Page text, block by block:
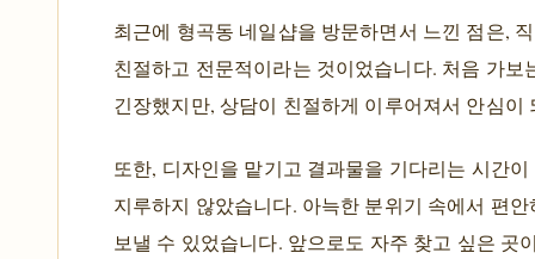
최근에 형곡동 네일샵을 방문하면서 느낀 점은,
친절하고 전문적이라는 것이었습니다. 처음 가보
긴장했지만, 상담이 친절하게 이루어져서 안심이
또한, 디자인을 맡기고 결과물을 기다리는 시간이
지루하지 않았습니다. 아늑한 분위기 속에서 편
보낼 수 있었습니다. 앞으로도 자주 찾고 싶은 곳